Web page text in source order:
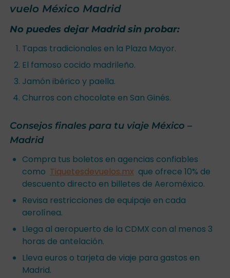
vuelo México Madrid
No puedes dejar Madrid sin probar:
Tapas tradicionales en la Plaza Mayor.
El famoso cocido madrileño.
Jamón ibérico y paella.
Churros con chocolate en San Ginés.
Consejos finales para tu viaje México –
Madrid
Compra tus boletos en agencias confiables
como Tiquetesdevuelos.mx que ofrece 10% de
descuento directo en billetes de Aeroméxico.
Revisa restricciones de equipaje en cada
aerolínea.
Llega al aeropuerto de la CDMX con al menos 3
horas de antelación.
Lleva euros o tarjeta de viaje para gastos en
Madrid.